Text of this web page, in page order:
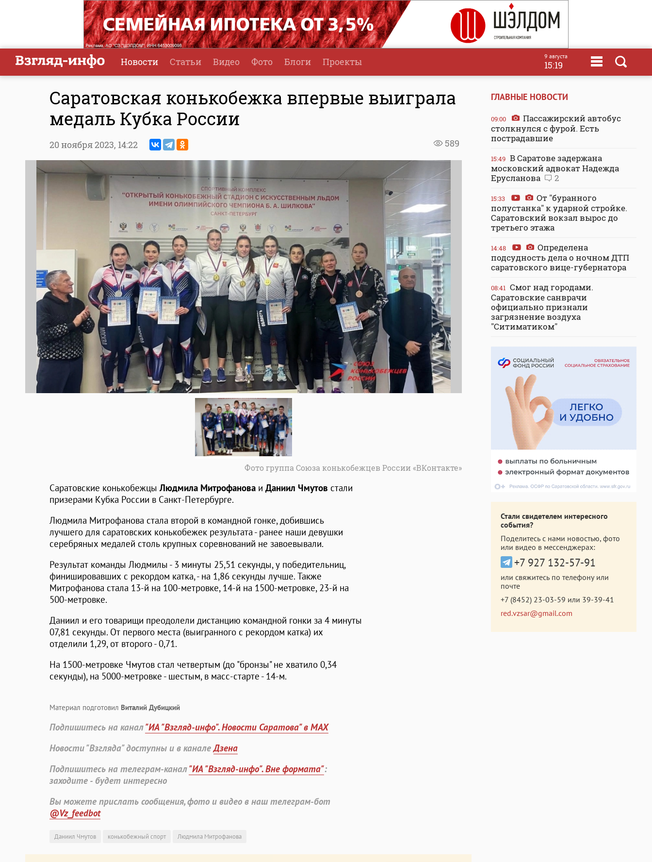
Новости Статьи Видео Фото Блоги Проекты 9 августа
15:19
Саратовская конькобежка впервые выиграла
медаль Кубка России
589
20 ноября 2023, 14:22
Фото группа Союза конькобежцев России «ВКонтакте»
Саратовские конькобежцыЛюдмила Митрофанова и Даниил Чмутов стали
призерами Кубка России в Санкт-Петербурге.
Людмила Митрофанова стала второй в командной гонке, добившись
лучшего для саратовских конькобежек результата - ранее наши девушки
серебряных медалей столь крупных соревнований не завоевывали.
Результат команды Людмилы - 3 минуты 25,51 секунды, у победительниц,
финишировавших с рекордом катка, - на 1,86 секунды лучше. Также
Митрофанова стала 13-й на 100-метровке, 14-й на 1500-метровке, 23-й на
500-метровке.
Даниил и его товарищи преодолели дистанцию командной гонки за 4 минуты
07,81 секунды. От первого места (выигранного с рекордом катка) их
отделили 1,29, от второго - 0,71.
На 1500-метровке Чмутов стал четвертым (до "бронзы" не хватило 0,34
секунды), на 5000-метровке - шестым, в масс-старте - 14-м.
Материал подготовил Виталий Дубицкий
Подпишитесь на канал"ИА "Взгляд-инфо". Новости Саратова" в MAX
Новости "Взгляда" доступны и в каналеДзена
Подпишитесь на телеграм-канал"ИА "Взгляд-инфо". Вне формата":
заходите - будет интересно
Вы можете прислать сообщения, фото и видео в наш телеграм-бот
@Vz_feedbot
Даниил Чмутов конькобежный спорт Людмила Митрофанова
ГЛАВНЫЕ НОВОСТИ
09:00
Пассажирский автобус
столкнулся с фурой. Есть
пострадавшие
15:49 В Саратове задержана
московский адвокат Надежда
Ерусланова
2
15:33
От "буранного
полустанка" к ударной стройке.
Саратовский вокзал вырос до
третьего этажа
14:48
Определена
подсудность дела о ночном ДТП
саратовского вице-губернатора
08:41 Смог над городами.
Саратовские санврачи
официально признали
загрязнение воздуха
"Ситиматиком"
Стали свидетелем интересного
события?
Поделитесь с нами новостью, фото
или видео в мессенджерах:
+7 927 132-57-91
или свяжитесь по телефону или
почте
+7 (8452) 23-03-59 или 39-39-41
red.vzsar@gmail.com